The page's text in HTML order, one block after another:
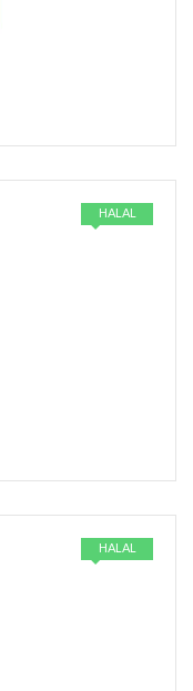
HALAL
HALAL